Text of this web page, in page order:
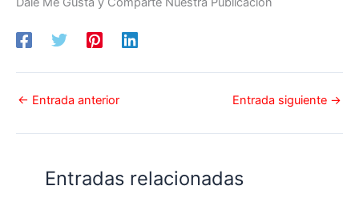
← Entrada anterior Entrada siguiente →
Entradas relacionadas